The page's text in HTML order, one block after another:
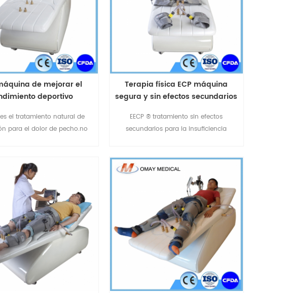
de mejorar el
deportivo
es el tratamiento natural de
para el dolor de pecho.no
por Omay
EECP ® fabricante con más
de experiencias en el campo
pionero en la EECP®.
Terapia física ECP máquina
segura y sin efectos secundarios
corazón
EECP ® tratamiento sin efectos
secundarios para la insuficiencia
canales alrededor de la obstrucción de
las arterias.EECP ® es el tratamiento
natural de derivación para el dolor de
pecho.no invasivo,seguro y sin efectos
secundarios.Omay EECP ® dispositivo es
resistente,produci7